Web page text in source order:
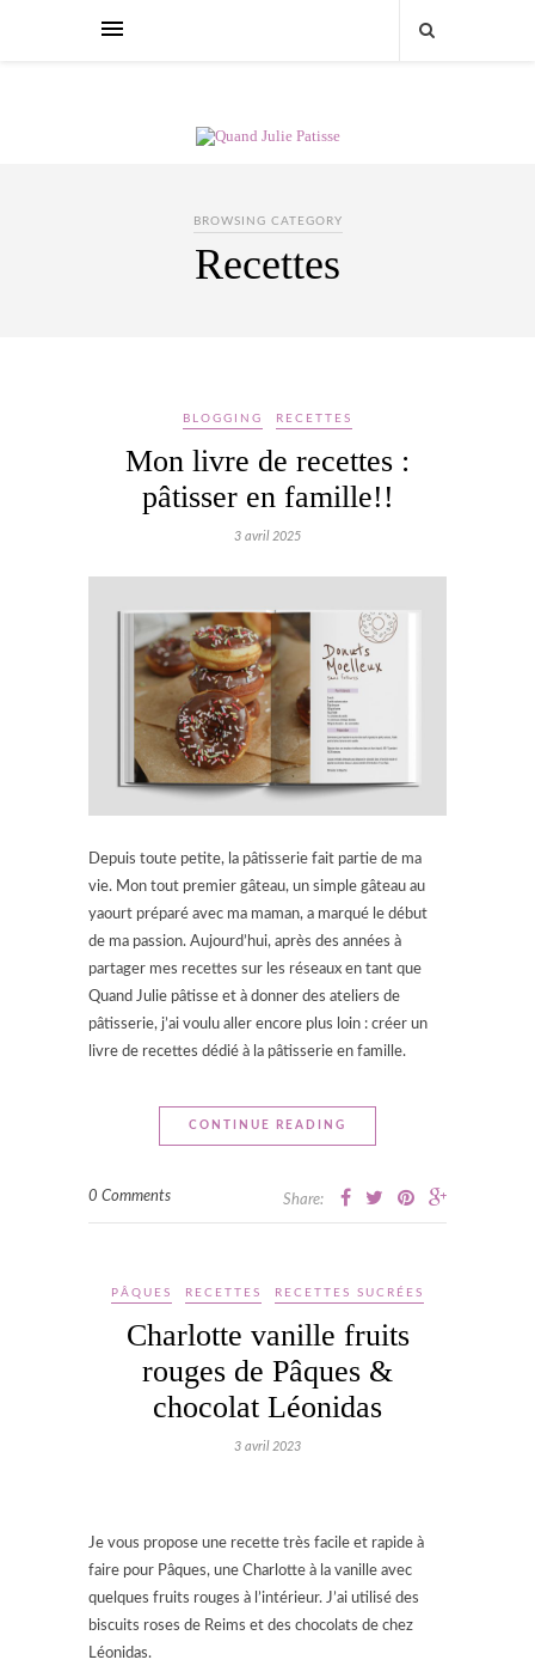
BROWSING CATEGORY
Recettes
BLOGGING RECETTES
Mon livre de recettes :
pâtisser en famille!!
3 avril 2025
Depuis toute petite, la pâtisserie fait partie de ma
vie. Mon tout premier gâteau, un simple gâteau au
yaourt préparé avec ma maman, a marqué le début
de ma passion. Aujourd’hui, après des années à
partager mes recettes sur les réseaux en tant que
Quand Julie pâtisse et à donner des ateliers de
pâtisserie, j’ai voulu aller encore plus loin : créer un
livre de recettes dédié à la pâtisserie en famille.
CONTINUE READING
0 Comments Share:
PÂQUES RECETTES RECETTES SUCRÉES
Charlotte vanille fruits
rouges de Pâques &
chocolat Léonidas
3 avril 2023
Je vous propose une recette très facile et rapide à
faire pour Pâques, une Charlotte à la vanille avec
quelques fruits rouges à l’intérieur. J’ai utilisé des
biscuits roses de Reims et des chocolats de chez
Léonidas.